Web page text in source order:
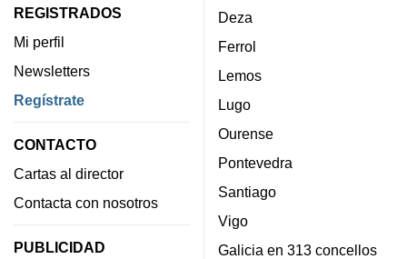
REGISTRADOS
Mi perfil
Newsletters
Regístrate
CONTACTO
Cartas al director
Contacta con nosotros
PUBLICIDAD
Deza
Ferrol
Lemos
Lugo
Ourense
Pontevedra
Santiago
Vigo
Galicia en 313 concellos